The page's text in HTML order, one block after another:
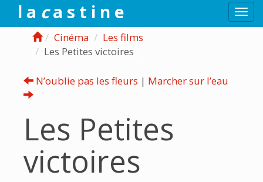
l a ca s t i n e
Cinéma
Les films
Les Petites victoires
N’oublie pas les fleurs | Marcher sur l’eau
Les Petites
victoires